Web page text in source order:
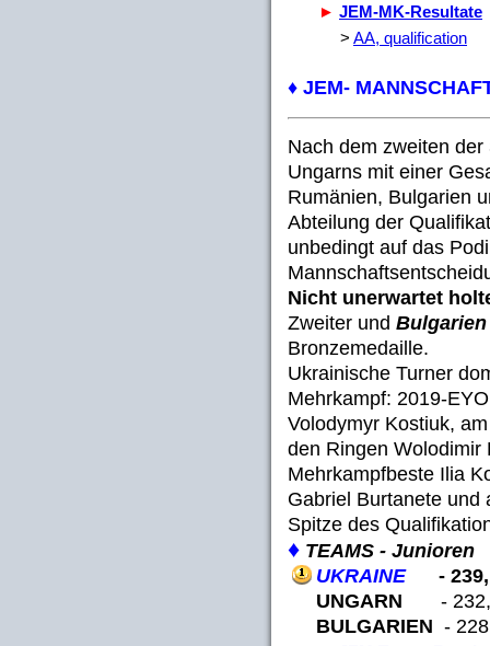
► JEM-MK-Resultate
> AA, qualification
♦ JEM-
Nach dem zweiten
Ungarns mit einer
Rumänien, Bulgarien
Abteilung der
unbedingt auf das
Nicht unerwartet
Zweiter und Bulgarien
Bronzemedaille.
Ukrainische Turner
Mehrkampf: 2019-
Volodymyr Kostiuk,
den Ringen Wolodimir
Mehrkampfbeste Ilia
Gabriel Burtanete und
Spitze des
♦ TEAMS - Junioren
UKRAINE
-
UNGARN -
BULGARIEN -